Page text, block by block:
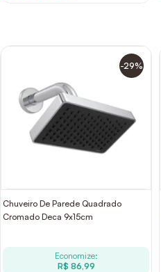
-29%
Chuveiro De Parede Quadrado
Cromado Deca 9x15cm
Economize:
R$ 86,99